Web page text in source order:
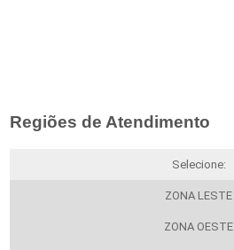
Regiões de Atendimento
Selecione:
ZONA LESTE
ZONA OESTE